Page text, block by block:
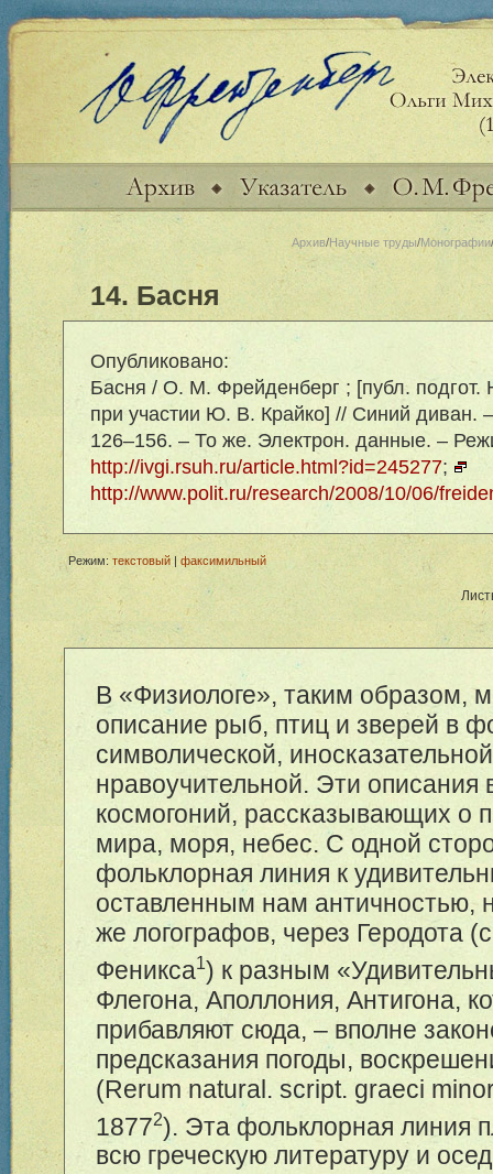
Архив/Научные труды/Монографии/
14. Басня
Опубликовано:
Басня / О. М. Фрейденберг ; [публ. подгот.
при участии Ю. В. Крайко] // Синий диван.
126–156. – То же. Электрон. данные. –
http://ivgi.rsuh.ru/article.html?id=245277;
http://www.polit.ru/research/2008/10/06/
Режим: текстовый| факсимильный
В «Физиологе», таким образом,
описание рыб, птиц и зверей в
символической,
нравоучительной. Эти описания
космогоний, рассказывающих о
мира, моря, небес. С одной
фольклорная линия к
оставленным нам античностью,
же логографов, через Геродота
Феникса1) к разным
Флегона, Аполлония, Антигона,
прибавляют сюда, – вполне
предсказания погоды,
(Rerum natural. script. graeci
18772). Эта фольклорная линия
всю греческую литературу и